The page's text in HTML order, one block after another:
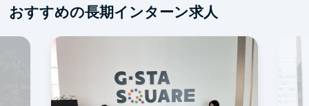
おすすめの長期インターン求人